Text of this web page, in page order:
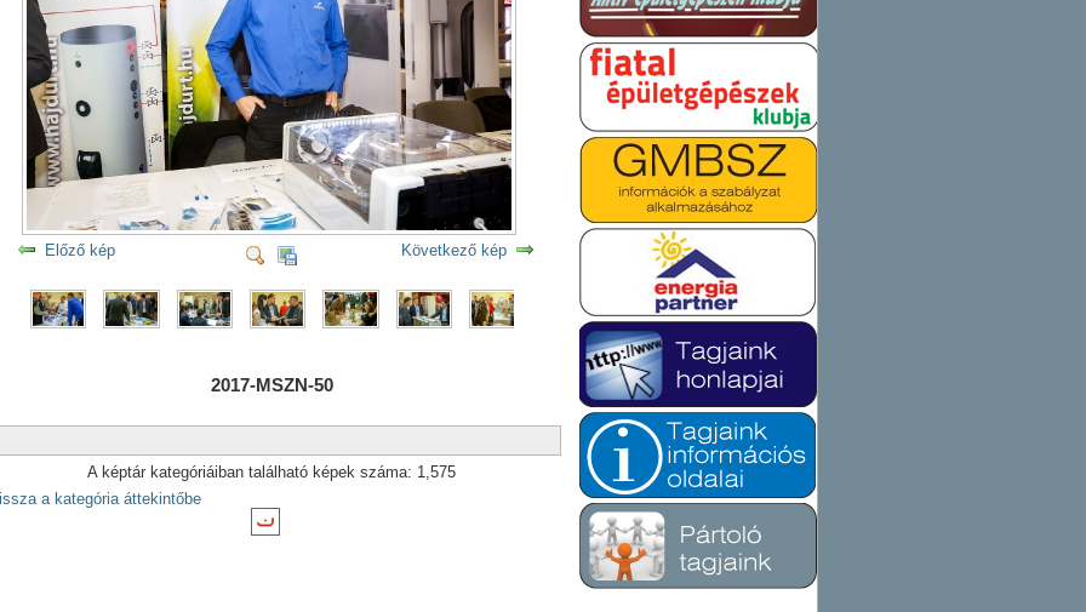
Előző kép Következő kép
2017-MSZN-50
A képtár kategóriáiban található képek száma: 1,575
a kategória áttekintőbe